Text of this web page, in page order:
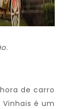
de carro
é um